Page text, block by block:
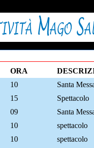
ORA
10
Santa
15
Spettacolo
09
Santa
10
spettacolo
10
spettacolo